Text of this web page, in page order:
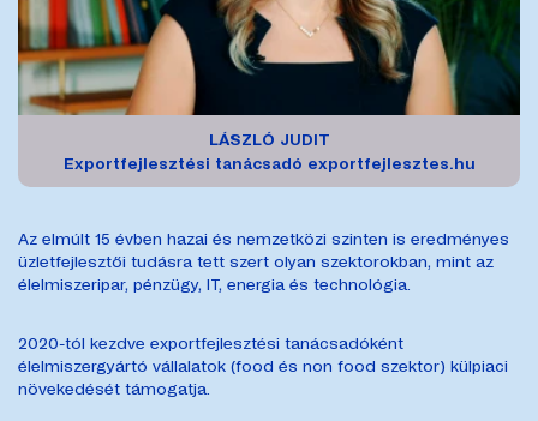
LÁSZLÓ JUDIT
Exportfejlesztési tanácsadó exportfejlesztes.hu
Az elmúlt 15 évben hazai és nemzetközi szinten is eredményes
üzletfejlesztői tudásra tett szert olyan szektorokban, mint az
élelmiszeripar, pénzügy, IT, energia és technológia.
2020-tól kezdve exportfejlesztési tanácsadóként
élelmiszergyártó vállalatok (food és non food szektor) külpiaci
növekedését támogatja.